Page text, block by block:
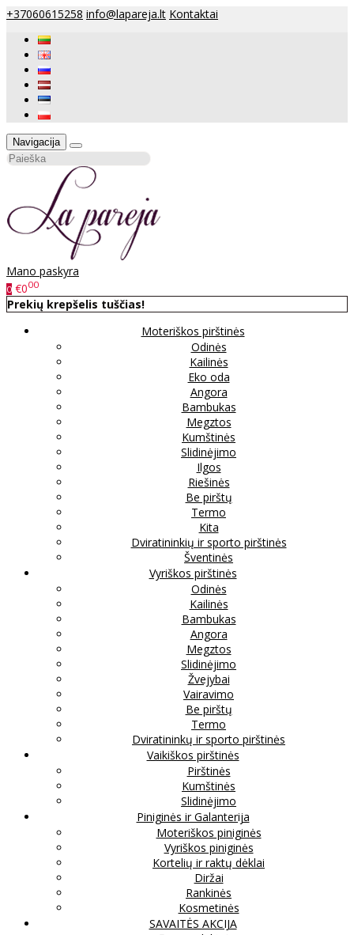
+37060615258 info@lapareja.lt Kontaktai
Navigacija
Mano paskyra
0 €000
Prekių krepšelis tuščias!
Moteriškos pirštinės
Odinės
Kailinės
Eko oda
Angora
Bambukas
Megztos
Kumštinės
Slidinėjimo
Ilgos
Riešinės
Be pirštų
Termo
Kita
Dviratininkių ir sporto pirštinės
Šventinės
Vyriškos pirštinės
Odinės
Kailinės
Bambukas
Angora
Megztos
Slidinėjimo
Žvejybai
Vairavimo
Be pirštų
Termo
Dviratininkų ir sporto pirštinės
Vaikiškos pirštinės
Pirštinės
Kumštinės
Slidinėjimo
Piniginės ir Galanterija
Moteriškos piniginės
Vyriškos piniginės
Kortelių ir raktų dėklai
Diržai
Rankinės
Kosmetinės
SAVAITĖS AKCIJA